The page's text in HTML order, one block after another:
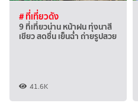
# ที่เที่ยวดัง
9 ที่เที่ยวน่าน หน้าฝน ทุ่งนาสี
เขียว สดชื่น เย็นฉ่ำ ถ่ายรูปสวย
41.6K